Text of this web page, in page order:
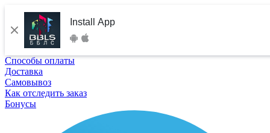
Install App
Способы оплаты
Доставка
Самовывоз
Как отследить заказ
Бонусы